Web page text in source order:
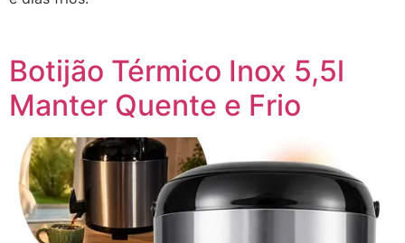
Botijão Térmico Inox 5,5l
Manter Quente e Frio